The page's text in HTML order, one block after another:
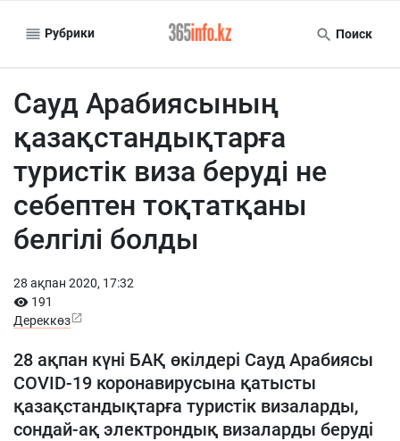
Рубрики Поиск
Сауд Арабиясының
қазақстандықтарға
туристік виза беруді не
себептен тоқтатқаны
белгілі болды
28 ақпан 2020, 17:32
191
Дереккөз
28 ақпан күні БАҚ өкілдері Сауд Арабиясы
COVID-19 коронавирусына қатысты
қазақстандықтарға туристік визаларды,
сондай-ақ электрондық визаларды беруді